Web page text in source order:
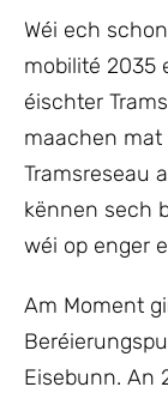
Wéi ech
mobilité 2035
éischter
maachen mat
Tramsreseau
kënnen sech
wéi op enger
Am Moment
Eisebunn. An